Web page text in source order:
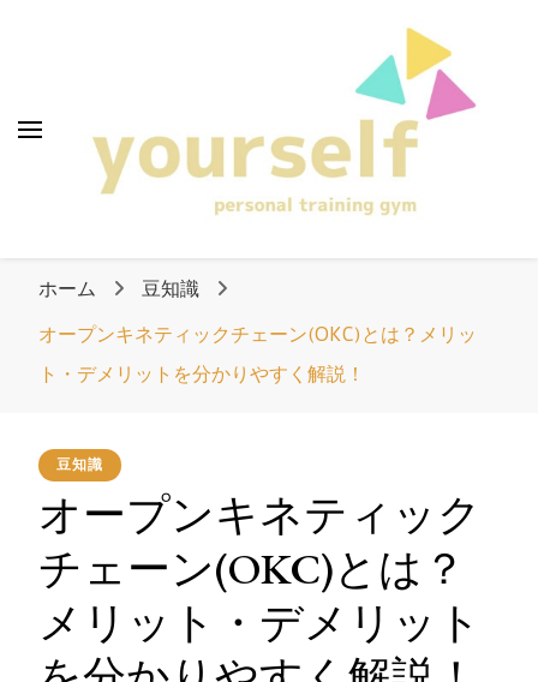
愛知県清須市のパーソ
ナルトレーニングジ
ム「yourself」
ソナルトレーニング
ジム「yourself」
ホーム
豆知識
オープンキネティックチェーン(OKC)とは？メリッ
ト・デメリットを分かりやすく解説！
豆知識
オープンキネティック
チェーン(OKC)とは？
メリット・デメリット